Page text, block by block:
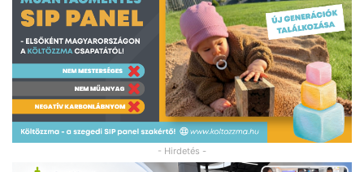
- Hirdetés -